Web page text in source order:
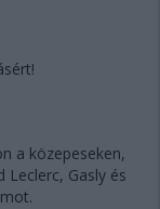
a közepeseken,
Gasly és